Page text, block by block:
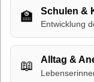
🏫 Schulen &
Entwicklung
📖 Alltag &